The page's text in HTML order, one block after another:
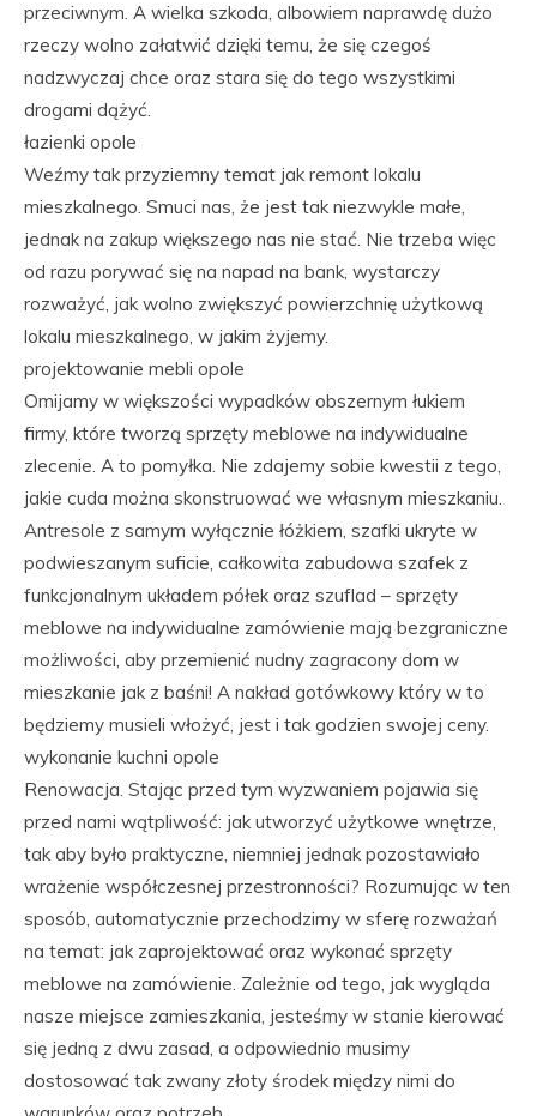
przeciwnym. A wielka szkoda, albowiem naprawdę dużo
rzeczy wolno załatwić dzięki temu, że się czegoś
nadzwyczaj chce oraz stara się do tego wszystkimi
drogami dążyć.
łazienki opole
Weźmy tak przyziemny temat jak remont lokalu
mieszkalnego. Smuci nas, że jest tak niezwykle małe,
jednak na zakup większego nas nie stać. Nie trzeba więc
od razu porywać się na napad na bank, wystarczy
rozważyć, jak wolno zwiększyć powierzchnię użytkową
lokalu mieszkalnego, w jakim żyjemy.
projektowanie mebli opole
Omijamy w większości wypadków obszernym łukiem
firmy, które tworzą sprzęty meblowe na indywidualne
zlecenie. A to pomyłka. Nie zdajemy sobie kwestii z tego,
jakie cuda można skonstruować we własnym mieszkaniu.
Antresole z samym wyłącznie łóżkiem, szafki ukryte w
podwieszanym suficie, całkowita zabudowa szafek z
funkcjonalnym układem półek oraz szuflad – sprzęty
meblowe na indywidualne zamówienie mają bezgraniczne
możliwości, aby przemienić nudny zagracony dom w
mieszkanie jak z baśni! A nakład gotówkowy który w to
będziemy musieli włożyć, jest i tak godzien swojej ceny.
wykonanie kuchni opole
Renowacja. Stając przed tym wyzwaniem pojawia się
przed nami wątpliwość: jak utworzyć użytkowe wnętrze,
tak aby było praktyczne, niemniej jednak pozostawiało
wrażenie współczesnej przestronności? Rozumując w ten
sposób, automatycznie przechodzimy w sferę rozważań
na temat: jak zaprojektować oraz wykonać sprzęty
meblowe na zamówienie. Zależnie od tego, jak wygląda
nasze miejsce zamieszkania, jesteśmy w stanie kierować
się jedną z dwu zasad, a odpowiednio musimy
dostosować tak zwany złoty środek między nimi do